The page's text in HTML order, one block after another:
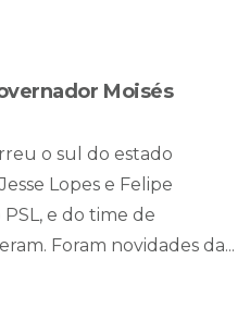
Moisés
o sul do estado
Lopes e Felipe
e do time de
Foram novidades da...